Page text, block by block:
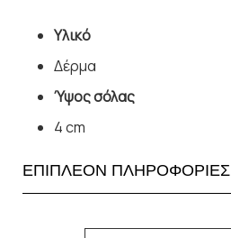
Υλικό
Δέρμα
Ύψος σόλας
4 cm
ΕΠΙΠΛΕΟΝ ΠΛΗΡΟΦΟΡΙΕΣ